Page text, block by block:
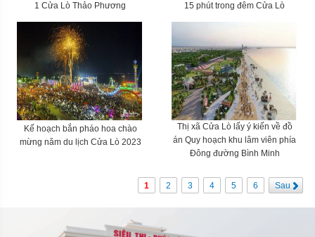
1 Cửa Lò Thảo Phương
15 phút trong đêm Cửa Lò
Kế hoạch bắn pháo hoa chào
mừng năm du lịch Cửa Lò 2023
Thị xã Cửa Lò lấy ý kiến về đồ
án Quy hoạch khu lâm viên phía
Đông đường Bình Minh
1 2 3 4 5 6 Sau